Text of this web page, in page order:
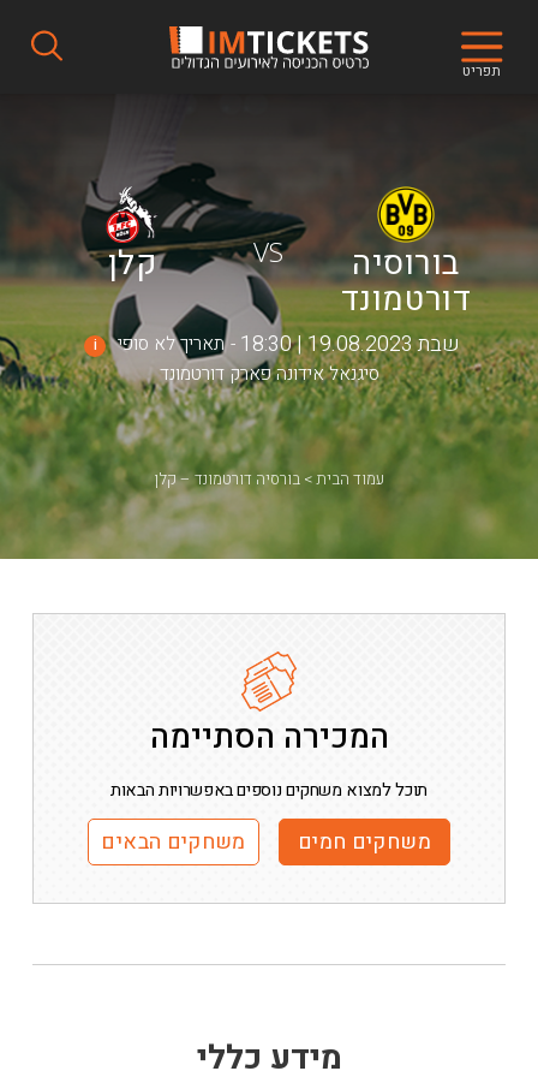
תפריט
בורוסיה
דורטמונד
VS קלן
שבת 19.08.2023 | 18:30 תאריך לא סופי i
סיגנאל אידונה פארק דורטמונד
בורסיה דורטמונד – קלן עמוד הבית
המכירה הסתיימה
תוכל למצוא משחקים נוספים באפשרויות הבאות
משחקים חמים משחקים הבאים
מידע כללי